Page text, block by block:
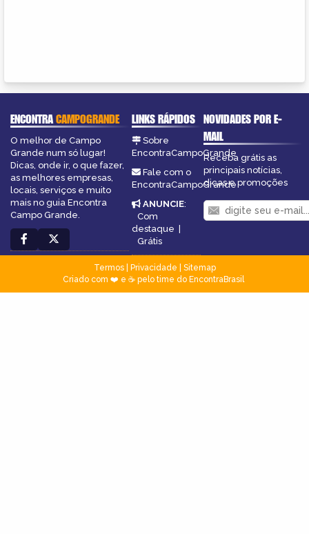
ENCONTRACAMPOGRANDE
O melhor de Campo
Grande num só lugar!
Dicas, onde ir, o que fazer,
as melhores empresas,
locais, serviços e muito
mais no guia Encontra
Campo Grande.
LINKS RÁPIDOS
Sobre
EncontraCampoGrande
Fale com o
EncontraCampoGrande
ANUNCIE:
Com
destaque
Grátis
NOVIDADES POR E-
MAIL
Receba grátis as
principais notícias,
dicas e promoções
Termos| Privacidade
Sitemap
Criado com ❤️ e ☕ pelo time do EncontraBrasil